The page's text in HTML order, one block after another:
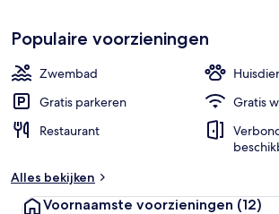
Populaire voorzieningen
Zwembad
Gratis parkeren
Gratis
Restaurant
Alles bekijken
Voornaamste voorzieningen (12)